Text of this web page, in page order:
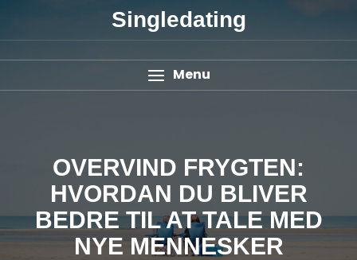
Singledating
Menu
OVERVIND FRYGTEN:
HVORDAN DU BLIVER
BEDRE TIL AT TALE MED
NYE MENNESKER